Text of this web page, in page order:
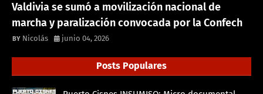
Valdivia se sumó a movilización nacional de
marcha y paralización convocada por la Confech
Nicolás junio 04, 2026
Posts Populares